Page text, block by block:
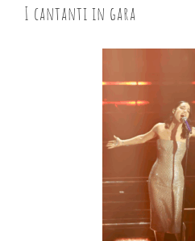
I cantanti in gara